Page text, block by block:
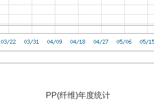
PP(纤维)年度统计